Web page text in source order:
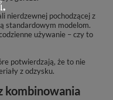
nierdzewnej pochodzącej z
standardowym modelom.
używanie – czy to
potwierdzają, że to nie
z odzysku.
kombinowania